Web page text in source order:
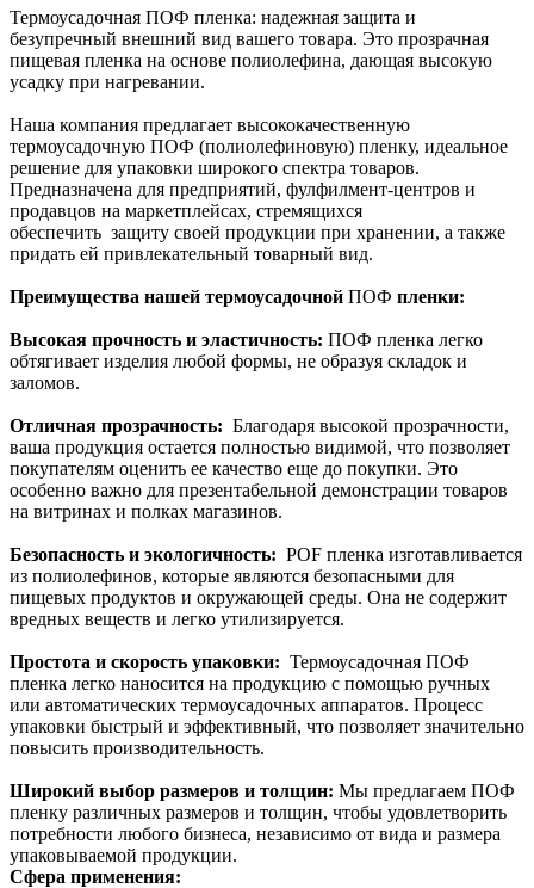
Термоусадочная ПОФ пленка: надежная защита и
безупречный внешний вид вашего товара. Это прозрачная
пищевая пленка на основе полиолефина, дающая высокую
усадку при нагревании.
Наша компания предлагает высококачественную
термоусадочную ПОФ (полиолефиновую) пленку, идеальное
решение для упаковки широкого спектра товаров.
Предназначена для предприятий, фулфилмент-центров и
продавцов на маркетплейсах, стремящихся
обеспечить защиту своей продукции при хранении, а также
придать ей привлекательный товарный вид.
Преимущества нашей термоусадочной ПОФ пленки:
Высокая прочность и эластичность: ПОФ пленка легко
обтягивает изделия любой формы, не образуя складок и
заломов.
Отличная прозрачность: Благодаря высокой прозрачности,
ваша продукция остается полностью видимой, что позволяет
покупателям оценить ее качество еще до покупки. Это
особенно важно для презентабельной демонстрации товаров
на витринах и полках магазинов.
Безопасность и экологичность: POF пленка изготавливается
из полиолефинов, которые являются безопасными для
пищевых продуктов и окружающей среды. Она не содержит
вредных веществ и легко утилизируется.
Простота и скорость упаковки: Термоусадочная ПОФ
пленка легко наносится на продукцию с помощью ручных
или автоматических термоусадочных аппаратов. Процесс
упаковки быстрый и эффективный, что позволяет значительно
повысить производительность.
Широкий выбор размеров и толщин: Мы предлагаем ПОФ
пленку различных размеров и толщин, чтобы удовлетворить
потребности любого бизнеса, независимо от вида и размера
упаковываемой продукции.
Сфера применения: